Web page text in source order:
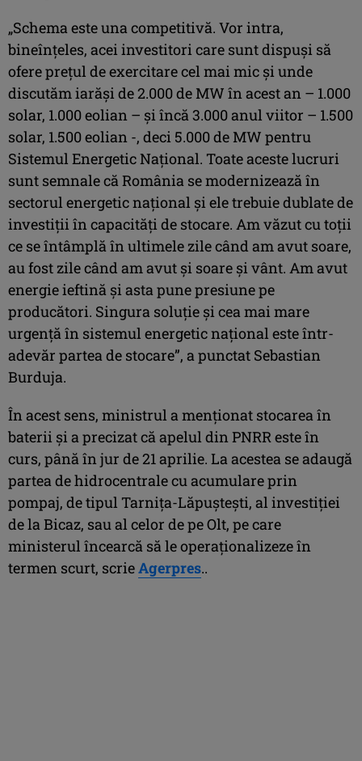
„Schema este una competitivă. Vor intra,
bineînţeles, acei investitori care sunt dispuşi să
ofere preţul de exercitare cel mai mic şi unde
discutăm iarăşi de 2.000 de MW în acest an – 1.000
solar, 1.000 eolian – şi încă 3.000 anul viitor – 1.500
solar, 1.500 eolian -, deci 5.000 de MW pentru
Sistemul Energetic Naţional. Toate aceste lucruri
sunt semnale că România se modernizează în
sectorul energetic naţional şi ele trebuie dublate de
investiţii în capacităţi de stocare. Am văzut cu toţii
ce se întâmplă în ultimele zile când am avut soare,
au fost zile când am avut şi soare şi vânt. Am avut
energie ieftină şi asta pune presiune pe
producători. Singura soluţie şi cea mai mare
urgenţă în sistemul energetic naţional este într-
adevăr partea de stocare”, a punctat Sebastian
Burduja.
În acest sens, ministrul a menţionat stocarea în
baterii şi a precizat că apelul din PNRR este în
curs, până în jur de 21 aprilie. La acestea se adaugă
partea de hidrocentrale cu acumulare prin
pompaj, de tipul Tarniţa-Lăpuşteşti, al investiţiei
de la Bicaz, sau al celor de pe Olt, pe care
ministerul încearcă să le operaţionalizeze în
termen scurt, scrieAgerpres..